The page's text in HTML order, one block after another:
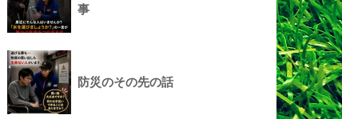
事
防災のその先の話